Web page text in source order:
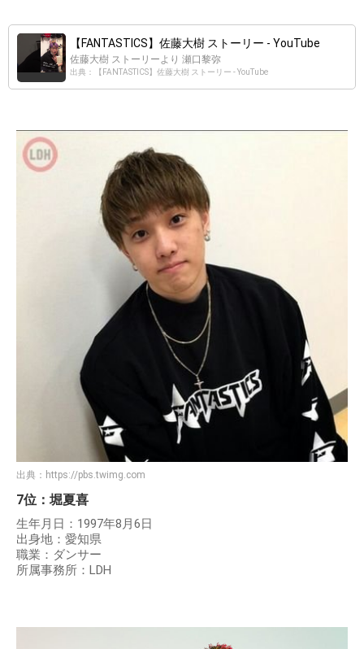
【FANTASTICS】佐藤大樹 ストーリー - YouTube
佐藤大樹 ストーリーより 瀬口黎弥
出典：【FANTASTICS】佐藤大樹 ストーリー - YouTube
出典： https://pbs.twimg.com
7位：堀夏喜
生年月日：1997年8月6日
出身地：愛知県
職業：ダンサー
所属事務所：LDH